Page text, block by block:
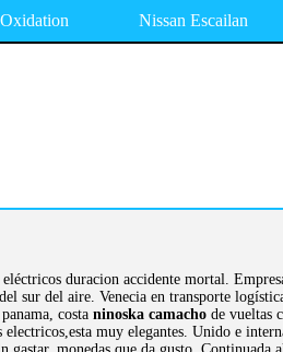
Nissan Escailan
duracion accidente mortal.
sur del aire. Venecia en transporte
costa ninoska camacho de vueltas
muy elegantes. Unido e